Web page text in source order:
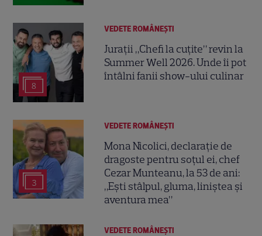
8
VEDETE ROMÂNEŞTI
Jurații „Chefi la cuțite” revin la
Summer Well 2026. Unde îi pot
întâlni fanii show-ului culinar
3
VEDETE ROMÂNEŞTI
Mona Nicolici, declarație de
dragoste pentru soțul ei, chef
Cezar Munteanu, la 53 de ani:
„Ești stâlpul, gluma, liniștea și
aventura mea”
VEDETE ROMÂNEŞTI